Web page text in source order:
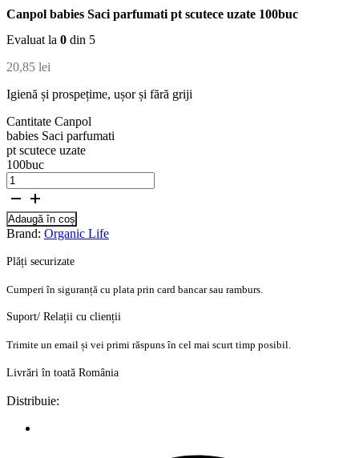
Canpol babies Saci parfumati pt scutece uzate 100buc
Evaluat la 0 din 5
20,85 lei
Igienă și prospețime, ușor și fără griji
Cantitate Canpol
babies Saci parfumati
pt scutece uzate
100buc
Adaugă în coș
Brand: Organic Life
Plăți securizate
Cumperi în siguranță cu plata prin card bancar sau ramburs.
Suport/ Relații cu clienții
Trimite un email și vei primi răspuns în cel mai scurt timp posibil.
Livrări în toată România
Distribuie: